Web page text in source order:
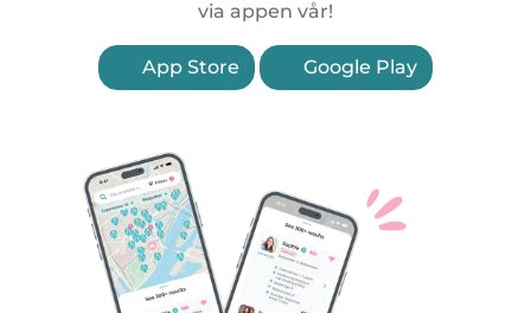
via appen vår!
App Store Google Play